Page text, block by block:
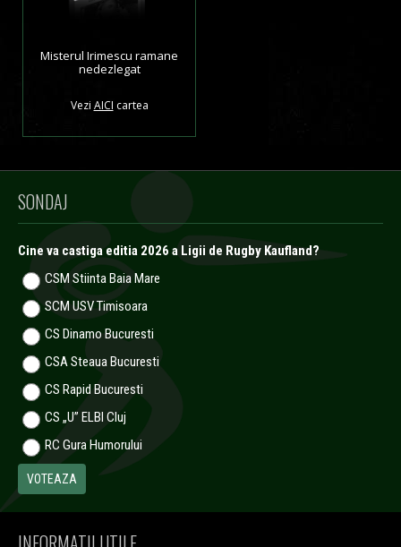
Misterul Irimescu ramane
nedezlegat
Vezi AICI cartea
SONDAJ
Cine va castiga editia 2026 a Ligii de Rugby Kaufland?
CSM Stiinta Baia Mare
SCM USV Timisoara
CS Dinamo Bucuresti
CSA Steaua Bucuresti
CS Rapid Bucuresti
CS „U” ELBI Cluj
RC Gura Humorului